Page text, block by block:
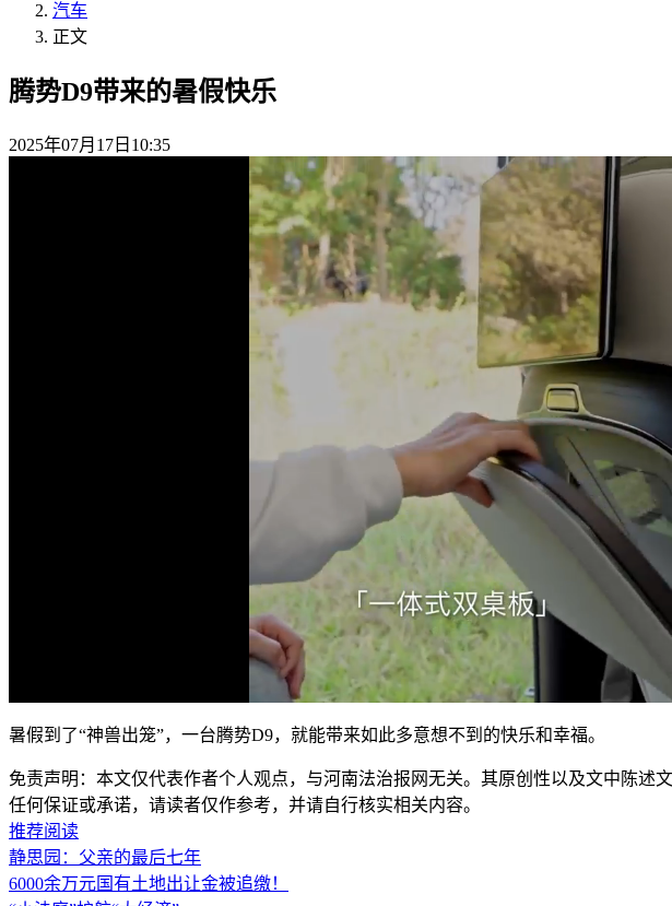
汽车
正文
腾势D9带来的暑假快乐
2025年07月17日10:35
暑假到了“神兽出笼”，一台腾势D9，就能带来如此多意想不到的快乐和幸福。
免责声明：本文仅代表作者个人观点，与河南法治报网无关。其原创性以及文中陈
任何保证或承诺，请读者仅作参考，并请自行核实相关内容。
推荐阅读
静思园：父亲的最后七年
6000余万元国有土地出让金被追缴！